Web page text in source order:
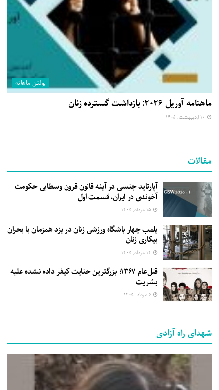
بولتن ماهانه
ماهنامه آوریل ۲۰۲۶: بازداشت گسترده زنان
مقالات
آپارتاید جنسی در آینه قانون قرون وسطایی حکومت
آخوندی در ایران، قسمت اول
پلمب چهار باشگاه ورزشی زنان در یزد همزمان با بحران
بیکاری زنان
قتل‌عام ۱۳۶۷؛ بزرگترین جنایت کیفر داده نشده علیه
بشریت
شهدای راه آزادی